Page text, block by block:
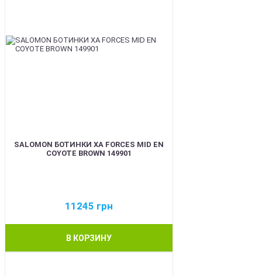
SALOMON БОТИНКИ XA FORCES MID EN
COYOTE BROWN 149901
11245 грн
В КОРЗИНУ